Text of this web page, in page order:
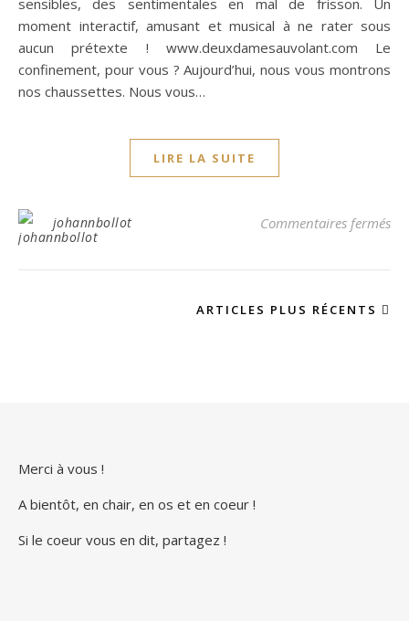
sensibles, des sentimentales en mal de frisson. Un
moment interactif, amusant et musical à ne rater sous
aucun prétexte ! www.deuxdamesauvolant.com Le
confinement, pour vous ? Aujourd’hui, nous vous montrons
nos chaussettes. Nous vous…
LIRE LA SUITE
johannbollot Commentaires fermés
ARTICLES PLUS RÉCENTS
Merci à vous !
A bientôt, en chair, en os et en coeur !
Si le coeur vous en dit, partagez !